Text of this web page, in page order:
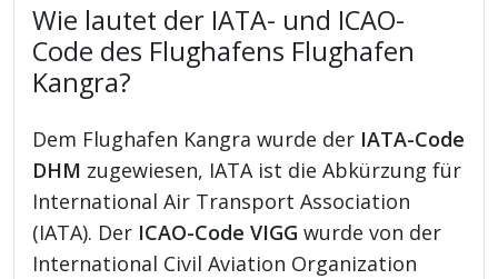
Wie lautet der IATA- und ICAO-
Code des Flughafens Flughafen
Kangra?
Dem Flughafen Kangra wurde der IATA-Code
DHM zugewiesen, IATA ist die Abkürzung für
International Air Transport Association
(IATA). Der ICAO-Code VIGG wurde von der
International Civil Aviation Organization